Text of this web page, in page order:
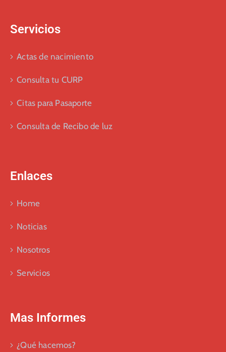
Servicios
Actas de nacimiento
Consulta tu CURP
Citas para Pasaporte
Consulta de Recibo de luz
Enlaces
Home
Noticias
Nosotros
Servicios
Mas Informes
¿Qué hacemos?